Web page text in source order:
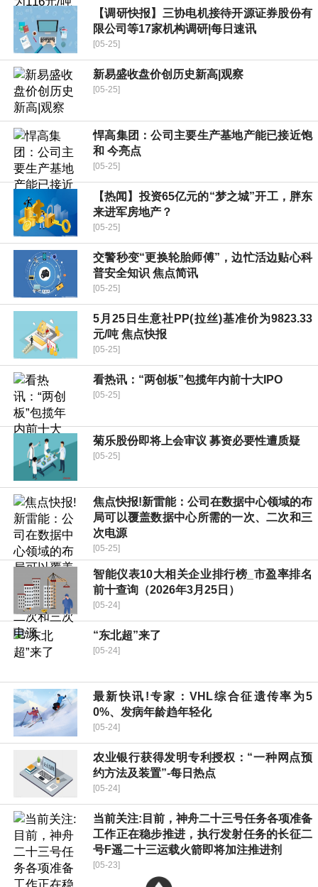
【调研快报】三协电机接待开源证券股份有
限公司等17家机构调研|每日速讯
[05-25]
新易盛收盘价创历史新高|观察
[05-25]
悍高集团：公司主要生产基地产能已接近饱
和 今亮点
[05-25]
【热闻】投资65亿元的“梦之城”开工，胖东
来进军房地产？
[05-25]
交警秒变“更换轮胎师傅”，边忙活边贴心科
普安全知识 焦点简讯
[05-25]
5月25日生意社PP(拉丝)基准价为9823.33
元/吨 焦点快报
[05-25]
看热讯：“两创板”包揽年内前十大IPO
[05-25]
菊乐股份即将上会审议 募资必要性遭质疑
[05-25]
焦点快报!新雷能：公司在数据中心领域的布
局可以覆盖数据中心所需的一次、二次和三
次电源
[05-25]
智能仪表10大相关企业排行榜_市盈率排名
前十查询（2026年3月25日）
[05-24]
“东北超”来了
[05-24]
最新快讯!专家：VHL综合征遗传率为5
0%、发病年龄趋年轻化
[05-24]
农业银行获得发明专利授权：“一种网点预
约方法及装置”-每日热点
[05-24]
当前关注:目前，神舟二十三号任务各项准备
工作正在稳步推进，执行发射任务的长征二
号F遥二十三运载火箭即将加注推进剂
[05-23]